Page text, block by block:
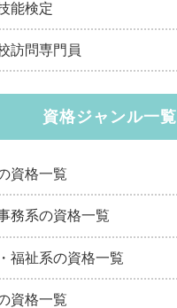
能検定
訪問専門員
資格ジャンル一覧
資格一覧
務系の資格一覧
福祉系の資格一覧
資格一覧